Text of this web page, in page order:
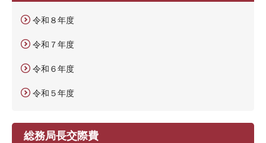
令和８年度
令和７年度
令和６年度
令和５年度
総務局長交際費